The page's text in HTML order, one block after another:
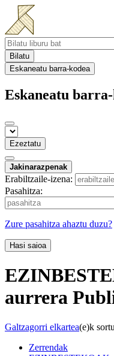
Bilatu
Eskaneatu barra-kodea
Eskaneatu
Ezeztatu
Jakinarazpenak
Erabiltzaile-izena:
Pasahitza:
Zure pasahitza ahaztu duzu?
Hasi saioa
aurrera
Galtzagorri elkartea(e)k
Zerrendak